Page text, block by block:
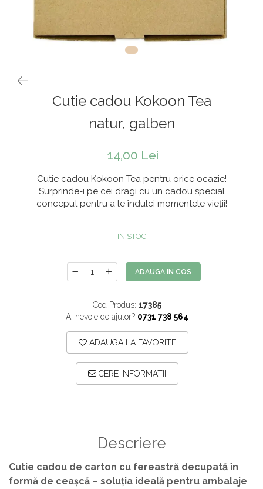
Sirop de ceai
Cutie cadou Kokoon Tea
natur, galben
14,00 Lei
Cutie cadou Kokoon Tea pentru orice ocazie!
Surprinde-i pe cei dragi cu un cadou special
conceput pentru a le îndulci momentele vieții!
IN STOC
ADAUGA IN COS
Cod Produs: 17385
Ai nevoie de ajutor? 0731 738 564
ADAUGA LA FAVORITE
CERE INFORMATII
Descriere
Cutie cadou de carton cu fereastră decupată în
formă de ceașcă – soluția ideală pentru ambalaje